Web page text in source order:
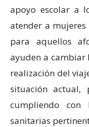
apoyo escolar a
atender a mujeres
para aquellos
ayuden a cambiar
realización del
situación actual,
cumpliendo
sanitarias